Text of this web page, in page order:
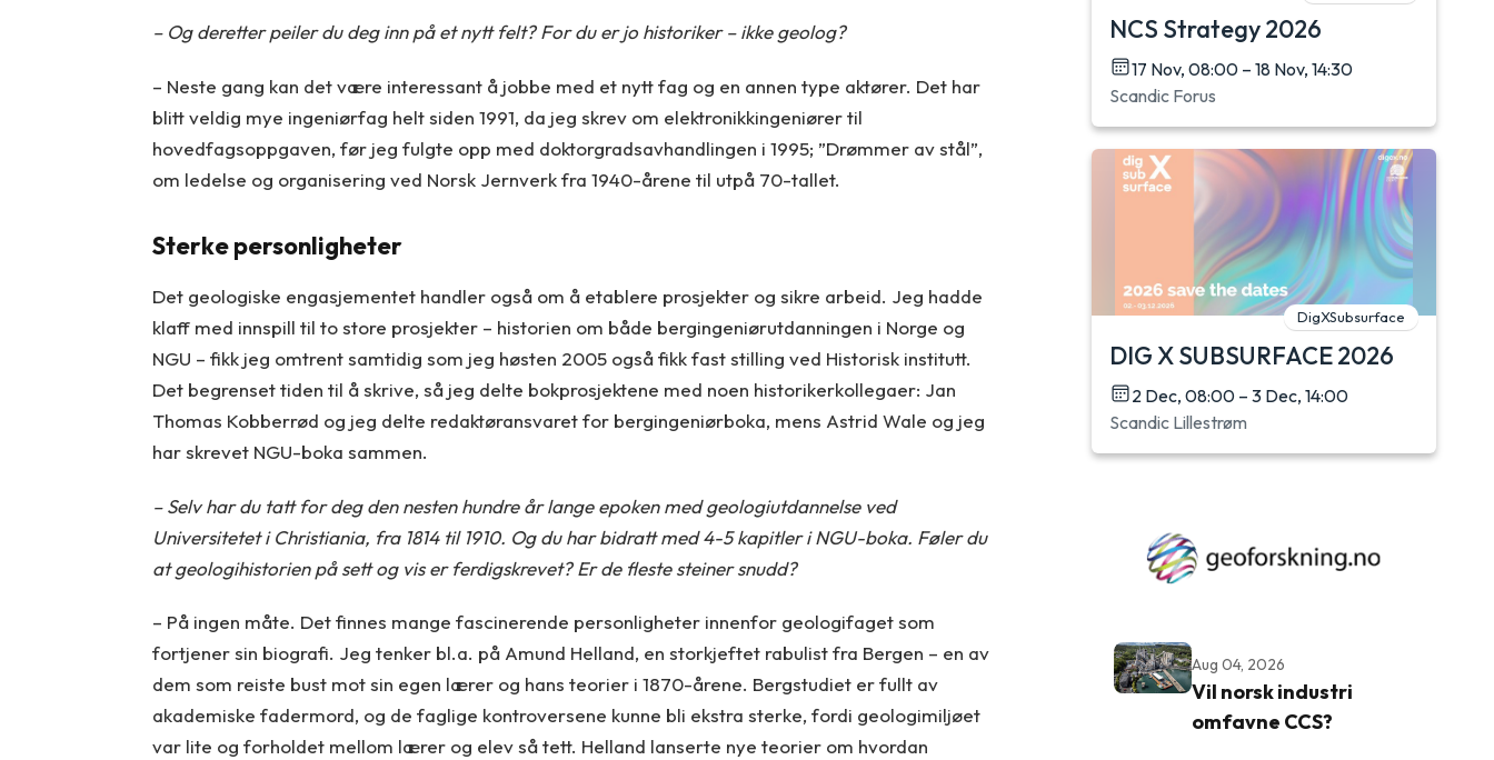
– Og deretter peiler du deg inn på et nytt felt? For du er jo historiker – ikke geolog?
– Neste gang kan det være interessant å jobbe med et nytt fag og en annen type aktører. Det har
blitt veldig mye ingeniørfag helt siden 1991, da jeg skrev om elektronikkingeniører til
hovedfagsoppgaven, før jeg fulgte opp med doktorgradsavhandlingen i 1995; ”Drømmer av stål”,
om ledelse og organisering ved Norsk Jernverk fra 1940-årene til utpå 70-tallet.
Sterke personligheter
Det geologiske engasjementet handler også om å etablere prosjekter og sikre arbeid. Jeg hadde
klaff med innspill til to store prosjekter – historien om både bergingeniørutdanningen i Norge og
NGU – fikk jeg omtrent samtidig som jeg høsten 2005 også fikk fast stilling ved Historisk institutt.
Det begrenset tiden til å skrive, så jeg delte bokprosjektene med noen historikerkollegaer: Jan
Thomas Kobberrød og jeg delte redaktøransvaret for bergingeniørboka, mens Astrid Wale og jeg
har skrevet NGU-boka sammen.
– Selv har du tatt for deg den nesten hundre år lange epoken med geologiutdannelse ved
Universitetet i Christiania, fra 1814 til 1910. Og du har bidratt med 4-5 kapitler i NGU-boka. Føler du
at geologihistorien på sett og vis er ferdigskrevet? Er de fleste steiner snudd?
– På ingen måte. Det finnes mange fascinerende personligheter innenfor geologifaget som
fortjener sin biografi. Jeg tenker bl.a. på Amund Helland, en storkjeftet rabulist fra Bergen – en av
dem som reiste bust mot sin egen lærer og hans teorier i 1870-årene. Bergstudiet er fullt av
akademiske fadermord, og de faglige kontroversene kunne bli ekstra sterke, fordi geologimiljøet
var lite og forholdet mellom lærer og elev så tett. Helland lanserte nye teorier om hvordan
NCS Strategy 2026
17 Nov, 08:00 – 18 Nov, 14:30
Scandic Forus
DigXSubsurface
DIG X SUBSURFACE 2026
2 Dec, 08:00 – 3 Dec, 14:00
Scandic Lillestrøm
Aug 04, 2026
Vil norsk industri
omfavne CCS?